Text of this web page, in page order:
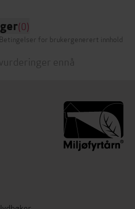
(0)
Betingelser for brukergenerert innhold
ennå